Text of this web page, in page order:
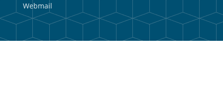
Webmail